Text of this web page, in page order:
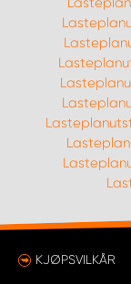
KJØPSVILKÅR